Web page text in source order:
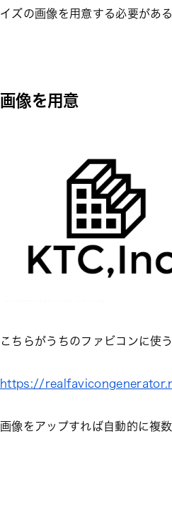
イズの画像を用意する必要があ
画像を用意
こちらがうちのファビコンに使
https://
画像をアップすれば自動的に複